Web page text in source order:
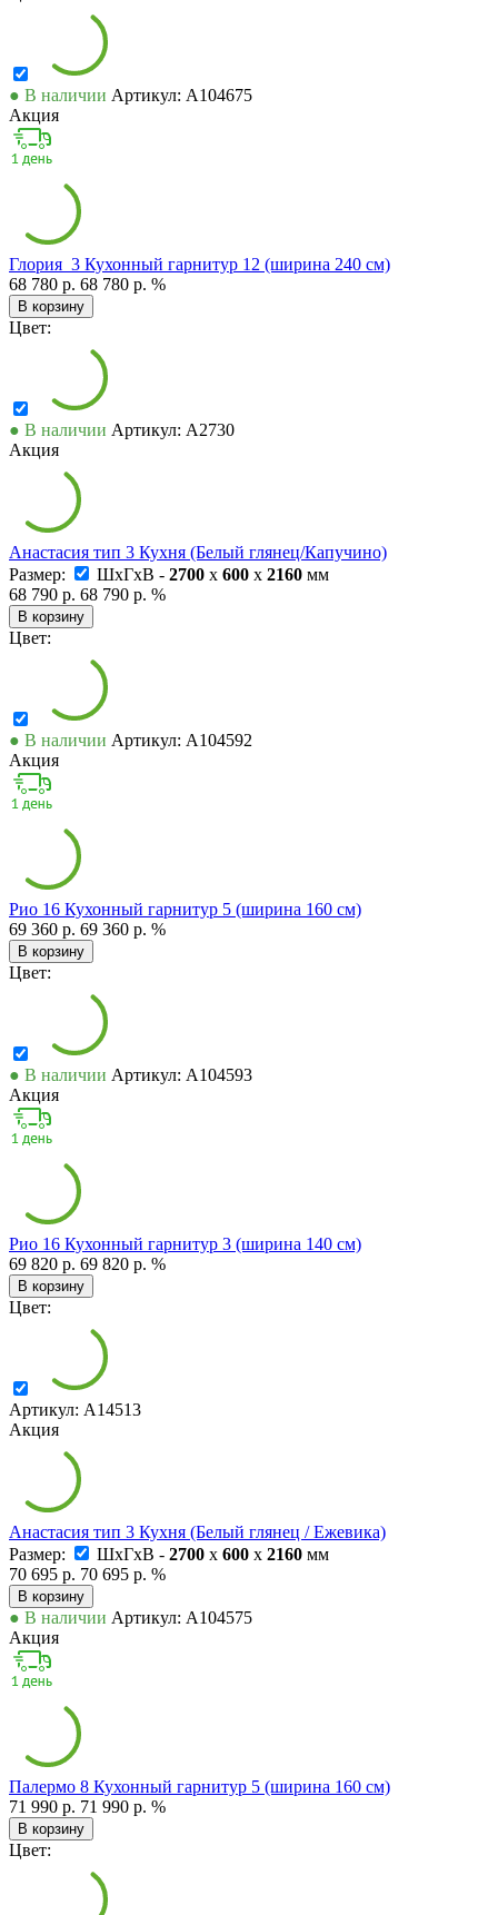
● В наличии Артикул: А104675
Акция
Глория_3 Кухонный гарнитур 12 (ширина 240 см)
68 780 р. 68 780 р. %
В корзину
Цвет:
● В наличии Артикул: А2730
Акция
Анастасия тип 3 Кухня (Белый глянец/Капучино)
Размер:
ШxГxВ - 2700 x 600 x 2160 мм
68 790 р. 68 790 р. %
В корзину
Цвет:
● В наличии Артикул: А104592
Акция
Рио 16 Кухонный гарнитур 5 (ширина 160 см)
69 360 р. 69 360 р. %
В корзину
Цвет:
● В наличии Артикул: А104593
Акция
Рио 16 Кухонный гарнитур 3 (ширина 140 см)
69 820 р. 69 820 р. %
В корзину
Цвет:
Артикул: А14513
Акция
Анастасия тип 3 Кухня (Белый глянец / Ежевика)
Размер:
ШxГxВ - 2700 x 600 x 2160 мм
70 695 р. 70 695 р. %
В корзину
● В наличии Артикул: А104575
Акция
Палермо 8 Кухонный гарнитур 5 (ширина 160 см)
71 990 р. 71 990 р. %
В корзину
Цвет: